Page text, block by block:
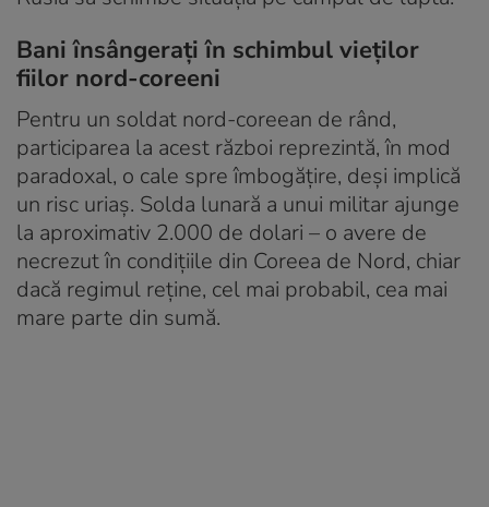
Bani însângerați în schimbul vieților
fiilor nord-coreeni
Pentru un soldat nord-coreean de rând,
participarea la acest război reprezintă, în mod
paradoxal, o cale spre îmbogățire, deși implică
un risc uriaș. Solda lunară a unui militar ajunge
la aproximativ 2.000 de dolari – o avere de
necrezut în condițiile din Coreea de Nord, chiar
dacă regimul reține, cel mai probabil, cea mai
mare parte din sumă.